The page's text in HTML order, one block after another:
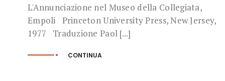
L'Annunciazione nel Museo della Collegiata,
Empoli Princeton University Press, New Jersey,
1977 Traduzione Paol [...]
CONTINUA